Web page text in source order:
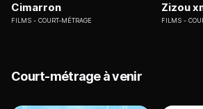
Cimarron
FILMS COURT-MÉTRAGE
Zizou
FILMS
Court-métrage à venir